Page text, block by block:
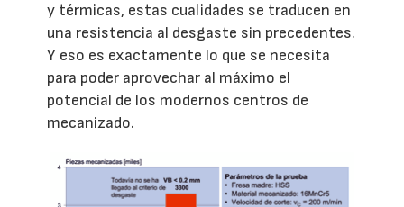
y térmicas, estas cualidades se traducen en
una resistencia al desgaste sin precedentes.
Y eso es exactamente lo que se necesita
para poder aprovechar al máximo el
potencial de los modernos centros de
mecanizado.